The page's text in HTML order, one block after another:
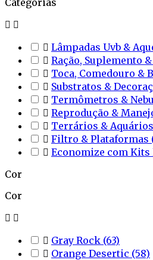
Categorias
 
 Lâmpadas Uvb &
 Ração, Suplemento
 Toca, Comedouro &
 Substratos &
 Termômetros &
 Reprodução &
 Terrários & Aquários
 Filtro & Plataformas
 Economize com Kits
Cor
Cor
 
 Gray Rock (63)
 Orange Desertic (58)